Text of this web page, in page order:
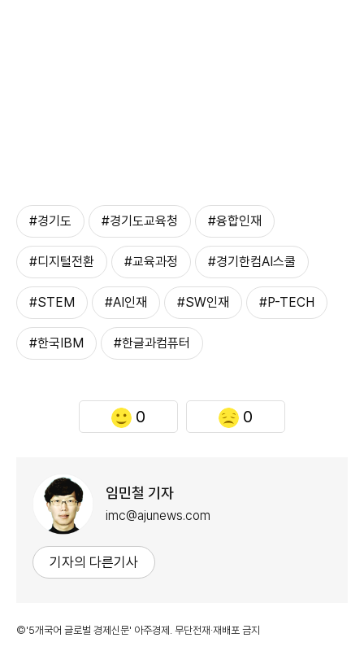
#경기도 #경기도교육청 #융합인재
#디지털전환 #교육과정 #경기한컴AI스쿨
#STEM #AI인재 #SW인재 #P-TECH
#한국IBM #한글과컴퓨터
0 0
임민철 기자
imc@ajunews.com
기자의 다른기사
©'5개국어 글로벌 경제신문' 아주경제. 무단전재·재배포 금지